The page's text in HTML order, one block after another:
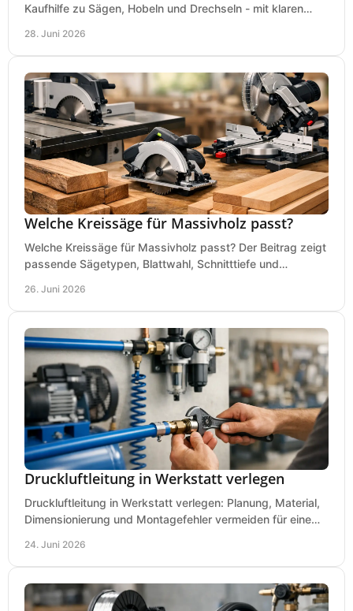
Kaufhilfe zu Sägen, Hobeln und Drechseln - mit klaren
28. Juni 2026
Welche Kreissäge für Massivholz passt?
Welche Kreissäge für Massivholz passt? Der Beitrag zeigt
passende Sägetypen, Blattwahl, Schnitttiefe und
26. Juni 2026
Druckluftleitung in Werkstatt verlegen
Druckluftleitung in Werkstatt verlegen: Planung, Material,
Dimensionierung und Montagefehler vermeiden für eine
24. Juni 2026